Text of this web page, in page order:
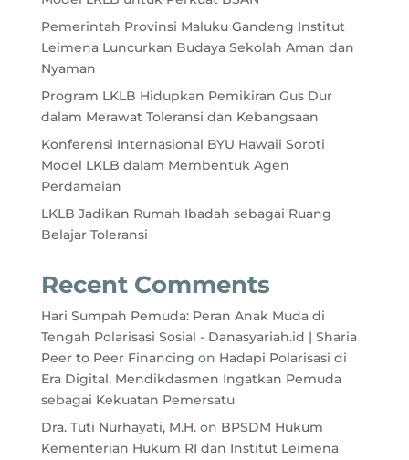
Pemerintah Provinsi Maluku Gandeng Institut
Leimena Luncurkan Budaya Sekolah Aman dan
Nyaman
Program LKLB Hidupkan Pemikiran Gus Dur
dalam Merawat Toleransi dan Kebangsaan
Konferensi Internasional BYU Hawaii Soroti
Model LKLB dalam Membentuk Agen
Perdamaian
LKLB Jadikan Rumah Ibadah sebagai Ruang
Belajar Toleransi
Recent Comments
Hari Sumpah Pemuda: Peran Anak Muda di
Tengah Polarisasi Sosial - Danasyariah.id | Sharia
Peer to Peer Financing on Hadapi Polarisasi di
Era Digital, Mendikdasmen Ingatkan Pemuda
sebagai Kekuatan Pemersatu
Dra. Tuti Nurhayati, M.H.on BPSDM Hukum
Kementerian Hukum RI dan Institut Leimena